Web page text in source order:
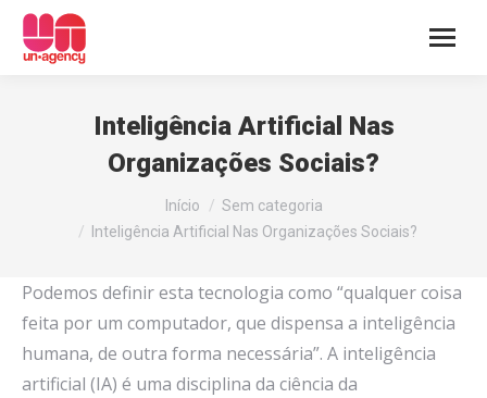
Inteligência Artificial Nas
Organizações Sociais?
Início
Sem categoria
Inteligência Artificial Nas Organizações Sociais?
Podemos definir esta tecnologia como “qualquer coisa
feita por um computador, que dispensa a inteligência
humana, de outra forma necessária”. A inteligência
artificial (IA) é uma disciplina da ciência da